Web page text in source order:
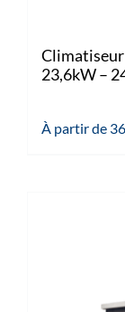
Climatiseur
23,6kW –
À partir de